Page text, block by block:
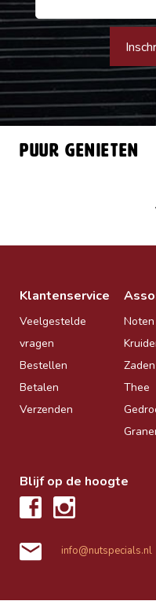
Puur genieten
Klantenservice
Veelgestelde
vragen
Bestellen
Betalen
Verzenden
Noten
Thee
Blijf op de hoogte
info@nutspecials.nl